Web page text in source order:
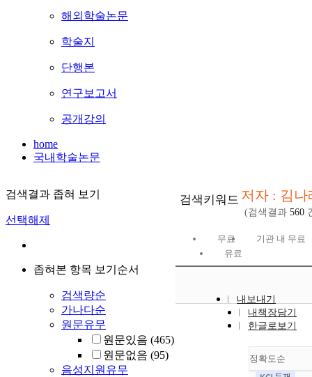
해외학술논문
학술지
단행본
연구보고서
공개강의
home
국내학술논문
검색결과 좁혀 보기
선택해제
좁혀본 항목 보기순서
검색량순
가나다순
원문유무
원문있음 (465)
원문없음 (95)
음성지원유무
검색키워드 저자 : 김나
(검색결과 560
무료
기관 내 무료
유료
내보내기
내책장담기
한글로보기
정확도순